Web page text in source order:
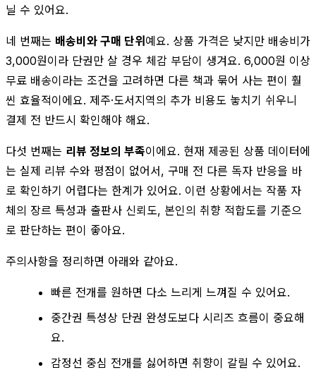
닐 수 있어요.
네 번째는 배송비와 구매 단위예요. 상품 가격은 낮지만 배송비가
3,000원이라 단권만 살 경우 체감 부담이 생겨요. 6,000원 이상
무료 배송이라는 조건을 고려하면 다른 책과 묶어 사는 편이 훨
씬 효율적이에요. 제주·도서지역의 추가 비용도 놓치기 쉬우니
결제 전 반드시 확인해야 해요.
다섯 번째는 리뷰 정보의 부족이에요. 현재 제공된 상품 데이터에
는 실제 리뷰 수와 평점이 없어서, 구매 전 다른 독자 반응을 바
로 확인하기 어렵다는 한계가 있어요. 이런 상황에서는 작품 자
체의 장르 특성과 출판사 신뢰도, 본인의 취향 적합도를 기준으
로 판단하는 편이 좋아요.
주의사항을 정리하면 아래와 같아요.
빠른 전개를 원하면 다소 느리게 느껴질 수 있어요.
중간권 특성상 단권 완성도보다 시리즈 흐름이 중요해
요.
감정선 중심 전개를 싫어하면 취향이 갈릴 수 있어요.